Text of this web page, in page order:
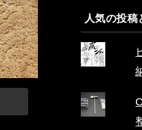
人気の投稿